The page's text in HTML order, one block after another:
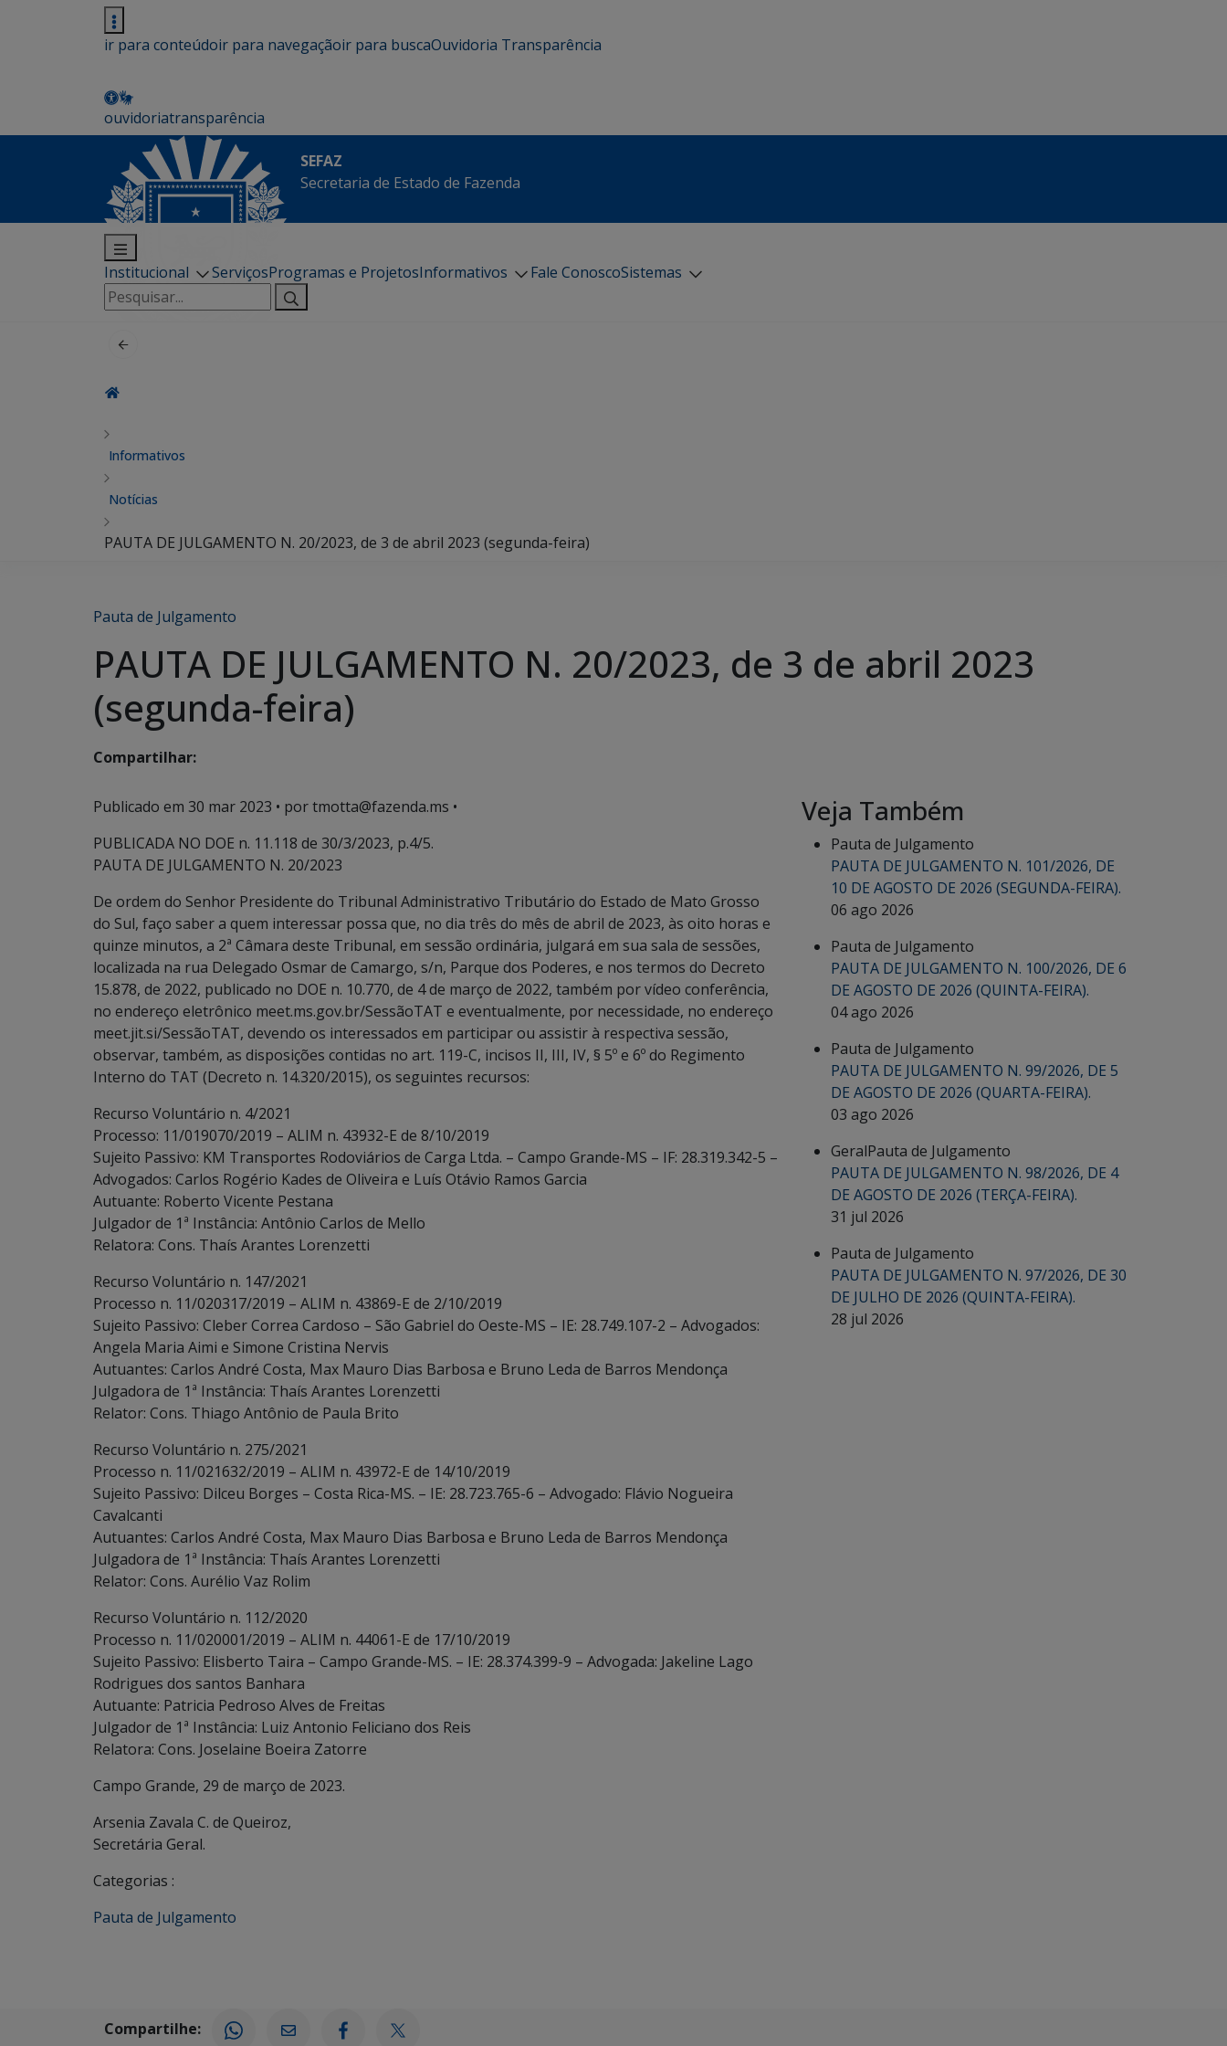
ir para conteúdoir para navegaçãoir para buscaOuvidoria Transparência
ouvidoriatransparência
SEFAZ
Secretaria de Estado de Fazenda
Institucional ServiçosProgramas e ProjetosInformativos Fale ConoscoSistemas
Pesquisar
por:
Informativos
Notícias
PAUTA DE JULGAMENTO N. 20/2023, de 3 de abril 2023 (segunda-feira)
Pauta de Julgamento
PAUTA DE JULGAMENTO N. 20/2023, de 3 de abril 2023
(segunda-feira)
Compartilhar:
Publicado em 30 mar 2023 • por tmotta@fazenda.ms •
PUBLICADA NO DOE n. 11.118 de 30/3/2023, p.4/5.
PAUTA DE JULGAMENTO N. 20/2023
De ordem do Senhor Presidente do Tribunal Administrativo Tributário do Estado de Mato Grosso
do Sul, faço saber a quem interessar possa que, no dia três do mês de abril de 2023, às oito horas e
quinze minutos, a 2ª Câmara deste Tribunal, em sessão ordinária, julgará em sua sala de sessões,
localizada na rua Delegado Osmar de Camargo, s/n, Parque dos Poderes, e nos termos do Decreto
15.878, de 2022, publicado no DOE n. 10.770, de 4 de março de 2022, também por vídeo conferência,
no endereço eletrônico meet.ms.gov.br/SessãoTAT e eventualmente, por necessidade, no endereço
meet.jit.si/SessãoTAT, devendo os interessados em participar ou assistir à respectiva sessão,
observar, também, as disposições contidas no art. 119-C, incisos II, III, IV, § 5º e 6º do Regimento
Interno do TAT (Decreto n. 14.320/2015), os seguintes recursos:
Recurso Voluntário n. 4/2021
Processo: 11/019070/2019 – ALIM n. 43932-E de 8/10/2019
Sujeito Passivo: KM Transportes Rodoviários de Carga Ltda. – Campo Grande-MS – IF: 28.319.342-5 –
Advogados: Carlos Rogério Kades de Oliveira e Luís Otávio Ramos Garcia
Autuante: Roberto Vicente Pestana
Julgador de 1ª Instância: Antônio Carlos de Mello
Relatora: Cons. Thaís Arantes Lorenzetti
Recurso Voluntário n. 147/2021
Processo n. 11/020317/2019 – ALIM n. 43869-E de 2/10/2019
Sujeito Passivo: Cleber Correa Cardoso – São Gabriel do Oeste-MS – IE: 28.749.107-2 – Advogados:
Angela Maria Aimi e Simone Cristina Nervis
Autuantes: Carlos André Costa, Max Mauro Dias Barbosa e Bruno Leda de Barros Mendonça
Julgadora de 1ª Instância: Thaís Arantes Lorenzetti
Relator: Cons. Thiago Antônio de Paula Brito
Recurso Voluntário n. 275/2021
Processo n. 11/021632/2019 – ALIM n. 43972-E de 14/10/2019
Sujeito Passivo: Dilceu Borges – Costa Rica-MS. – IE: 28.723.765-6 – Advogado: Flávio Nogueira
Cavalcanti
Autuantes: Carlos André Costa, Max Mauro Dias Barbosa e Bruno Leda de Barros Mendonça
Julgadora de 1ª Instância: Thaís Arantes Lorenzetti
Relator: Cons. Aurélio Vaz Rolim
Recurso Voluntário n. 112/2020
Processo n. 11/020001/2019 – ALIM n. 44061-E de 17/10/2019
Sujeito Passivo: Elisberto Taira – Campo Grande-MS. – IE: 28.374.399-9 – Advogada: Jakeline Lago
Rodrigues dos santos Banhara
Autuante: Patricia Pedroso Alves de Freitas
Julgador de 1ª Instância: Luiz Antonio Feliciano dos Reis
Relatora: Cons. Joselaine Boeira Zatorre
Campo Grande, 29 de março de 2023.
Arsenia Zavala C. de Queiroz,
Secretária Geral.
Categorias :
Pauta de Julgamento
Veja Também
Pauta de Julgamento
PAUTA DE JULGAMENTO N. 101/2026, DE
10 DE AGOSTO DE 2026 (SEGUNDA-FEIRA).
06 ago 2026
Pauta de Julgamento
PAUTA DE JULGAMENTO N. 100/2026, DE 6
DE AGOSTO DE 2026 (QUINTA-FEIRA).
04 ago 2026
Pauta de Julgamento
PAUTA DE JULGAMENTO N. 99/2026, DE 5
DE AGOSTO DE 2026 (QUARTA-FEIRA).
03 ago 2026
GeralPauta de Julgamento
PAUTA DE JULGAMENTO N. 98/2026, DE 4
DE AGOSTO DE 2026 (TERÇA-FEIRA).
31 jul 2026
Pauta de Julgamento
PAUTA DE JULGAMENTO N. 97/2026, DE 30
DE JULHO DE 2026 (QUINTA-FEIRA).
28 jul 2026
Compartilhe: